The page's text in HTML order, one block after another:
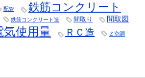
配管 鉄筋コンクリート
鉄筋コンクリート造 間取り 間取図
気使用量 ＲＣ造 Ｚ空調